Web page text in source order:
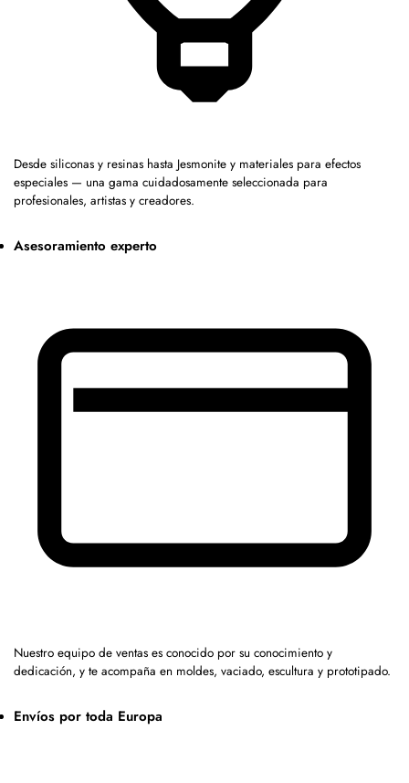
Desde siliconas y resinas hasta Jesmonite y materiales para efectos
especiales — una gama cuidadosamente seleccionada para
profesionales, artistas y creadores.
Asesoramiento experto
Nuestro equipo de ventas es conocido por su conocimiento y
dedicación, y te acompaña en moldes, vaciado, escultura y prototipado.
Envíos por toda Europa